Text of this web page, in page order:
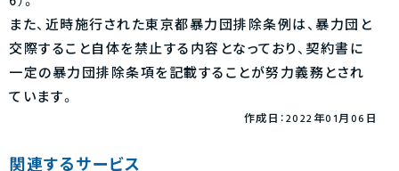
また、近時施行された東京都暴力団排除条例は、暴力団と
交際すること自体を禁止する内容となっており、契約書に
一定の暴力団排除条項を記載することが努力義務とされ
ています。
作成日：2022年01月06日